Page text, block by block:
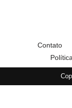
Contato